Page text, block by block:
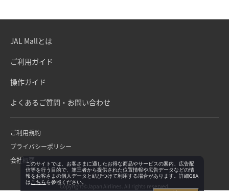
JAL Mallとは
ご利用ガイド
操作ガイド
よくあるご質問・お問い合わせ
ご利用規約
プライバシーポリシー
会社概要
Copyright©Japan Airlines. All rights reserved.
このサイトでは、お客さまに適したお得な商品やサービスの案内、広告配
信等を行う目的で、第三者から提供された位置情報や広告データなどの情
報をお客さまの個人データと結びつけて利用する場合があります。詳細Q&A
は こちらを参照ください。